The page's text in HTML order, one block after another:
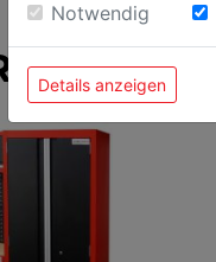
Notwendig
Details anzeigen